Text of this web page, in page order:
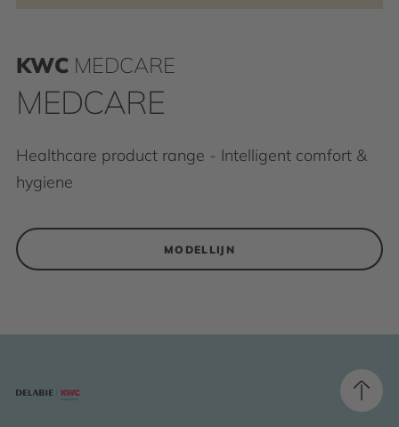
KWC MEDCARE
MEDCARE
Healthcare product range - Intelligent comfort &
hygiene
MODELLIJN